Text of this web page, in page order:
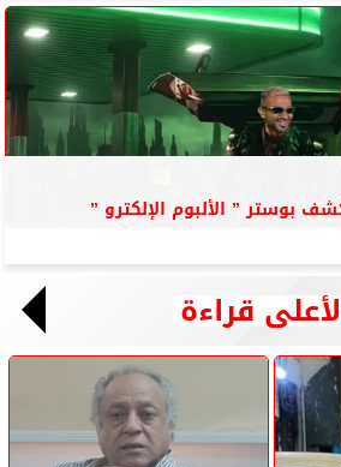
بوستر ” الألبوم الإلكترو ”
قراءة